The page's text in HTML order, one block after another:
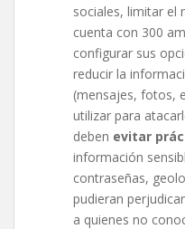
sociales, limitar el
cuenta con 300
configurar sus
reducir la
(mensajes, fotos,
utilizar para
deben evitar
información
contraseñas,
pudieran
a quienes no